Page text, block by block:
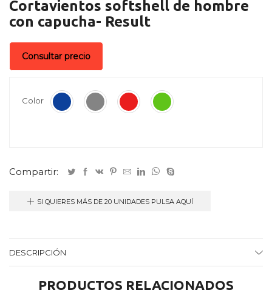
Cortavientos softshell de hombre
con capucha- Result
Consultar precio
Color
Compartir:
SI QUIERES MÁS DE 20 UNIDADES PULSA AQUÍ
DESCRIPCIÓN
PRODUCTOS RELACIONADOS